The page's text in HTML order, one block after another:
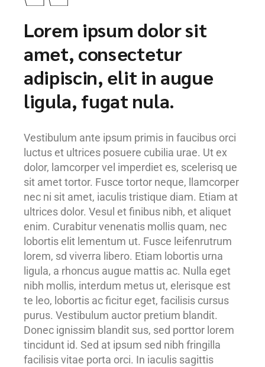
Lorem ipsum dolor sit
amet, consectetur
adipiscin, elit in augue
ligula, fugat nula.
Vestibulum ante ipsum primis in faucibus orci
luctus et ultrices posuere cubilia urae. Ut ex
dolor, lamcorper vel imperdiet es, scelerisq ue
sit amet tortor. Fusce tortor neque, llamcorper
nec ni sit amet, iaculis tristique diam. Etiam at
ultrices dolor. Vesul et finibus nibh, et aliquet
enim. Curabitur venenatis mollis quam, nec
lobortis elit lementum ut. Fusce leifenrutrum
lorem, sd viverra libero. Etiam lobortis urna
ligula, a rhoncus augue mattis ac. Nulla eget
nibh mollis, interdum metus ut, elerisque est
te leo, lobortis ac ficitur eget, facilisis cursus
purus. Vestibulum auctor pretium blandit.
Donec ignissim blandit sus, sed porttor lorem
tincidunt id. Sed at ipsum sed nibh fringilla
facilisis vitae porta orci. In iaculis sagittis